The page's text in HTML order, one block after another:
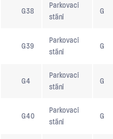
G38
Parkovací
stání
G
G39
Parkovací
stání
G
G4
Parkovací
stání
G
G40
Parkovací
stání
G